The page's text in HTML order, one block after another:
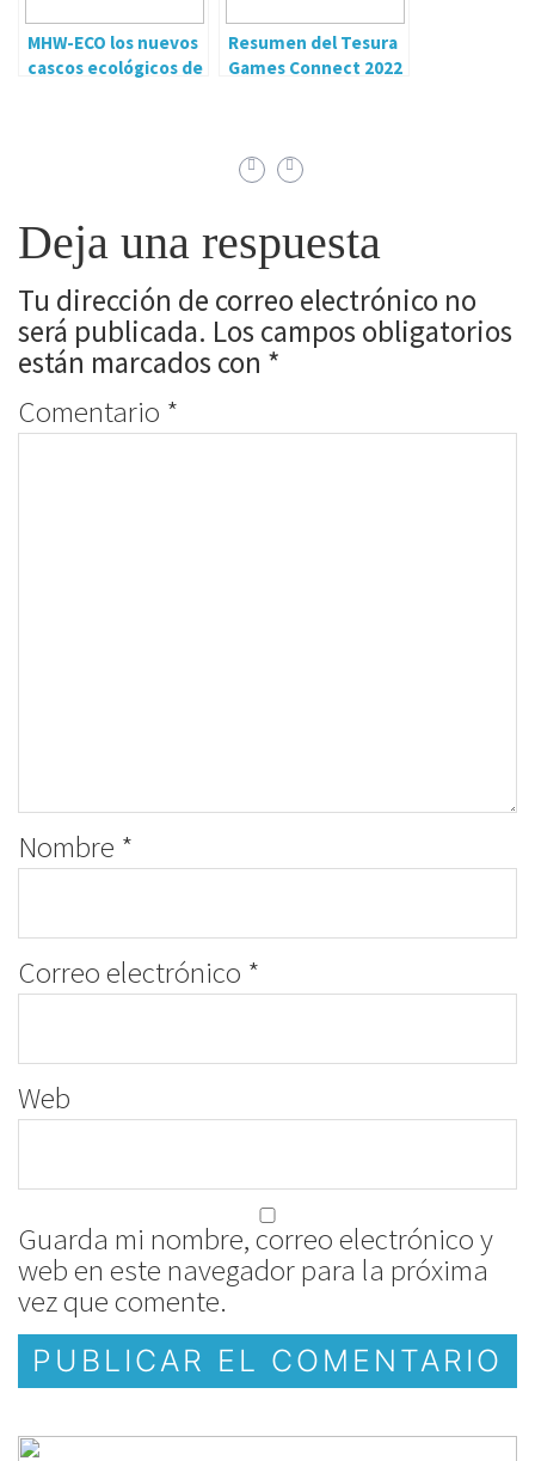
MHW-ECO los nuevos
cascos ecológicos de
Resumen del Tesura
Games Connect 2022
Deja una respuesta
Tu dirección de correo electrónico no
será publicada. Los campos obligatorios
están marcados con *
Comentario *
Nombre *
Correo electrónico *
Web
Guarda mi nombre, correo electrónico y
web en este navegador para la próxima
vez que comente.